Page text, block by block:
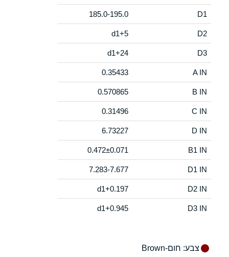
D1
185.0-195.0
D2
d1+5
D3
d1+24
A IN
0.35433
B IN
0.570865
C IN
0.31496
D IN
6.73227
B1 IN
0.472±0.071
D1 IN
7.283-7.677
D2 IN
d1+0.197
D3 IN
d1+0.945
צבע: חום-Brown